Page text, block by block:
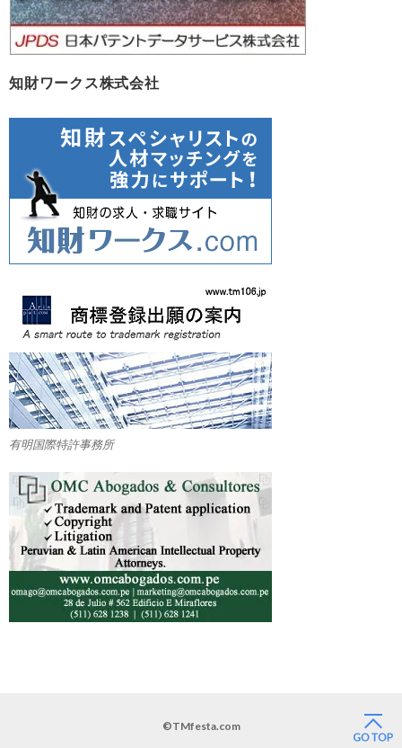
知財ワークス株式会社
有明国際特許事務所
©TMfesta.com